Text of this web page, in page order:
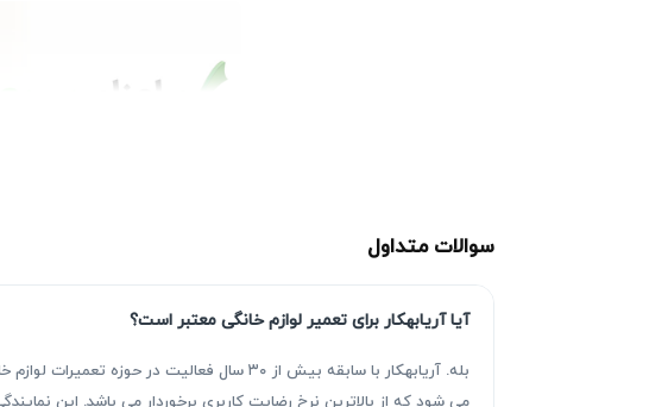
سوالات متداول
آیا آریابهکار برای تعمیر لوازم خانگی معتبر است؟
بله. آریابهکار با سابقه بیش از ۳۰ سال
می شود که از بالاترین نرخ رضایت کاربری برخوردار می باشد. این